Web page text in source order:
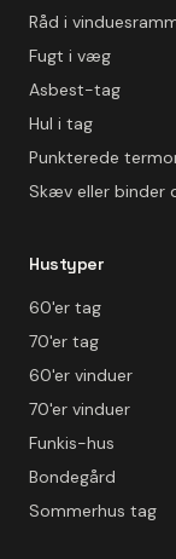
Råd i
Fugt i væg
Asbest-tag
Hul i tag
Punkterede
Skæv eller binder
Hustyper
60'er tag
70'er tag
60'er vinduer
70'er vinduer
Funkis-hus
Bondegård
Sommerhus tag